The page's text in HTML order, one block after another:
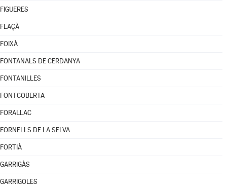
FIGUERES
FLAÇÀ
FOIXÀ
FONTANALS DE CERDANYA
FONTANILLES
FONTCOBERTA
FORALLAC
FORNELLS DE LA SELVA
FORTIÀ
GARRIGÀS
GARRIGOLES